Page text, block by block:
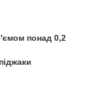
понад 0,2